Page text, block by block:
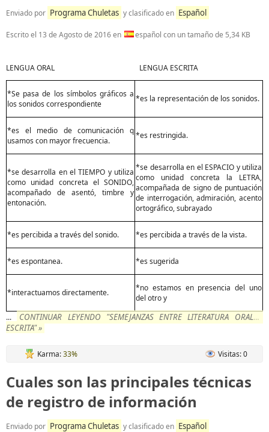
Enviado por Programa Chuletas y clasificado en Español
Escrito el 13 de Agosto de 2016en español con un tamaño de 5,34 KB
LENGUA ORAL LENGUA ESCRITA
*Se pasa de los símbolos gráficos a
los sonidos correspondiente
*es la representación de los sonidos.
*es el medio de comunicación q
usamos con mayor frecuencia.
*es restringida.
*se desarrolla en el TIEMPO y utiliza
como unidad concreta el SONIDO,
acompañado de asentó, timbre y
entonación.
*se desarrolla en el ESPACIO y utiliza
como unidad concreta la LETRA,
acompañada de signo de puntuación
de interrogación, admiración, acento
ortográfico, subrayado
*es percibida a través del sonido. *es percibida a través de la vista.
*es espontanea. *es sugerida
*interactuamos directamente.
*no estamos en presencia del uno
del otro y
...
CONTINUAR LEYENDO "SEMEJANZAS ENTRE LITERATURA ORAL Y
ESCRITA" »
Karma:33% Visitas: 0
Cuales son las principales técnicas
de registro de información
Enviado por Programa Chuletas y clasificado en Español